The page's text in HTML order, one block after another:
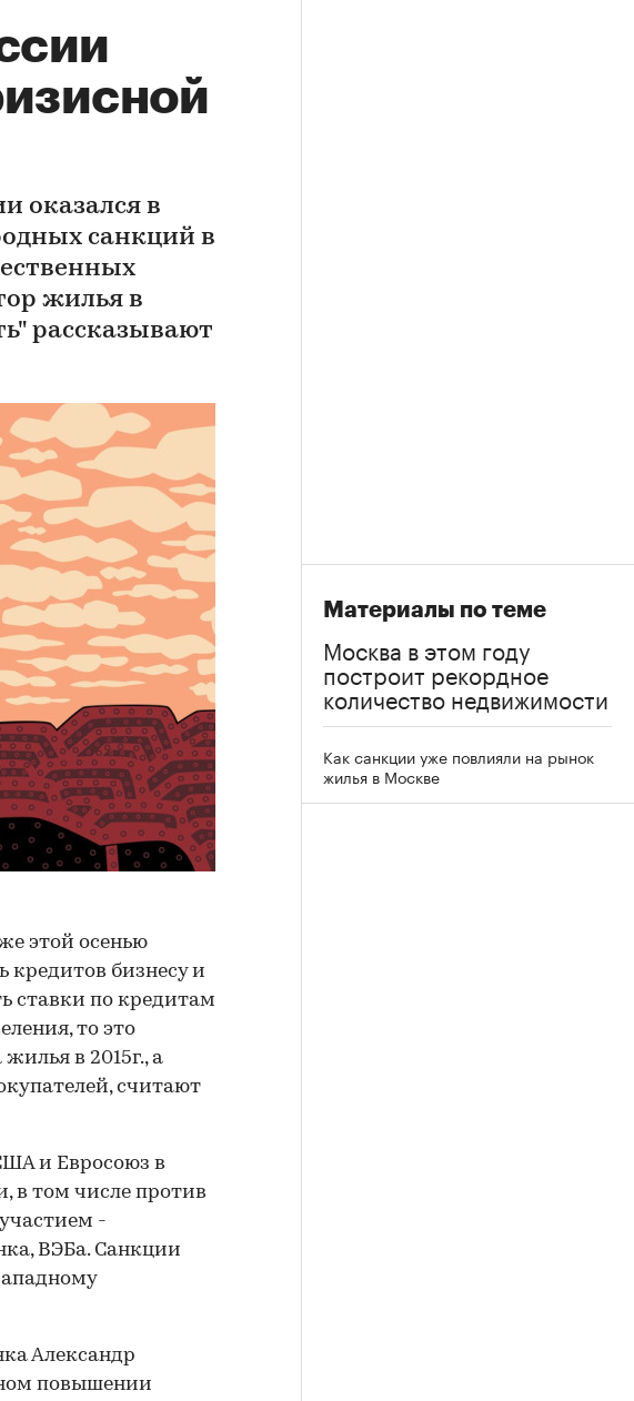
оказался в
санкций в
жилья в
рассказывают
этой осенью
кредитов бизнесу и
ставки по кредитам
то это
в 2015г., а
считают
и Евросоюз в
в том числе против
-
ВЭБа. Санкции
Александр
повышении
Материалы по теме
Москва в этом году
построит рекордное
количество недвижимости
Как санкции уже повлияли на рынок
жилья в Москве